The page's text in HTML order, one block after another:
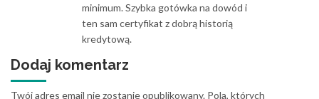
minimum. Szybka gotówka na dowód i
ten sam certyfikat z dobrą historią
kredytową.
Dodaj komentarz
Twój adres email nie zostanie opublikowany. Pola, których